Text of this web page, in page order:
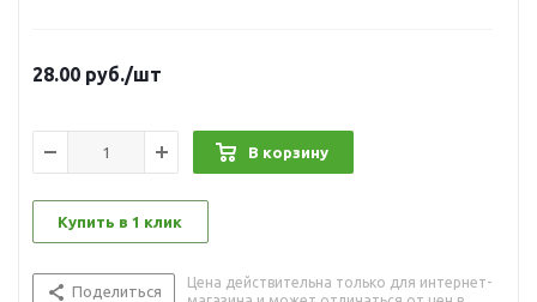
28.00 руб./шт
В корзину
Купить в 1 клик
Поделиться
Цена действительна только для интернет-